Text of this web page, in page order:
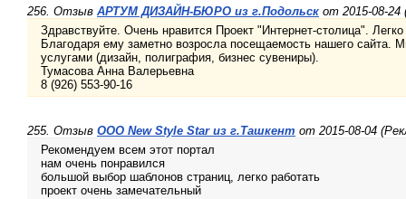
256. Отзыв АРТУМ ДИЗАЙН-БЮРО из г.Подольск от 2015-08-24
Здравствуйте. Очень нравится Проект "Интернет-столица".
Благодаря ему заметно возросла посещаемость нашего сайта.
услугами (дизайн, полиграфия, бизнес сувениры).
Тумасова Анна Валерьевна
8 (926) 553-90-16
255. Отзыв ООО New Style Star из г.Ташкент от 2015-08-04
Рекомендуем всем этот портал
нам очень понравился
большой выбор шаблонов страниц, легко работать
проект очень замечательный